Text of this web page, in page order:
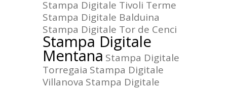
Stampa Digitale Tivoli Terme
Stampa Digitale Balduina
Stampa Digitale Tor de Cenci
Stampa Digitale
Mentana Stampa Digitale
Torregaia Stampa Digitale
Villanova Stampa Digitale